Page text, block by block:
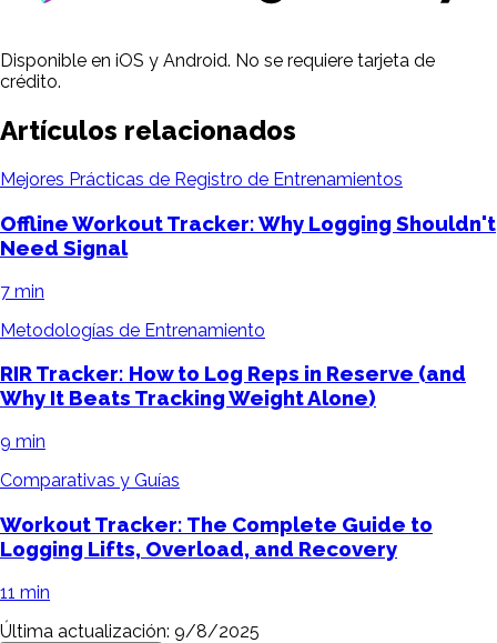
Disponible en iOS y Android. No se requiere tarjeta de
crédito.
Artículos relacionados
Mejores Prácticas de Registro de Entrenamientos
Offline Workout Tracker: Why Logging Shouldn't
Need Signal
7 min
Metodologías de Entrenamiento
RIR Tracker: How to Log Reps in Reserve (and
Why It Beats Tracking Weight Alone)
9 min
Comparativas y Guías
Workout Tracker: The Complete Guide to
Logging Lifts, Overload, and Recovery
11 min
Última actualización: 9/8/2025